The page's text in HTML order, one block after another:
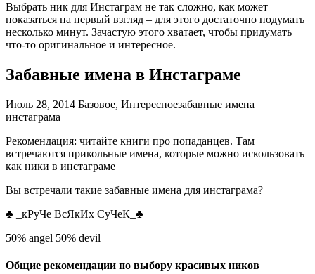
Выбрать ник для Инстаграм не так сложно, как может
показаться на первый взгляд – для этого достаточно подумать
несколько минут. Зачастую этого хватает, чтобы придумать
что-то оригинальное и интересное.
Забавные имена в Инстаграме
Июль 28, 2014 Базовое, Интересноезабавные имена
инстаграма
Рекомендация: читайте книги про попаданцев. Там
встречаются прикольные имена, которые можно искользовать
как ники в инстаграме
Вы встречали такие забавные имена для инстаграма?
♣ _кРуЧе ВсЯкИх СуЧеК_♣
50% angel 50% devil
Общие рекомендации по выбору красивых ников